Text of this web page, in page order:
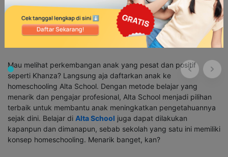
terpercaya dan aman dari aspek pembulian di luar sana yang
lagi marak, semoga bisa paham dengan pembelajaran metode
seperti ini dan semoga betah.” Tutup Litaly.
—
Mau melihat perkembangan anak yang pesat dan positif
seperti Khanza? Langsung aja daftarkan anak ke
homeschooling Alta School. Dengan metode belajar yang
menarik dan pengajar profesional, Alta School menjadi pilihan
terbaik untuk membantu anak meningkatkan pengetahuannya
sejak dini. Belajar di Alta School juga dapat dilakukan
kapanpun dan dimanapun, sebab sekolah yang satu ini memiliki
konsep homeschooling. Menarik banget, kan?